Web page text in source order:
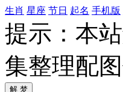
生肖 星座 节日 起名 手机版
提示：本
集整理配